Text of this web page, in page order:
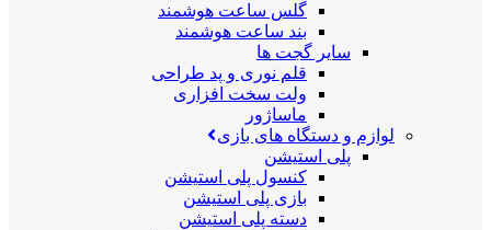
گلس ساعت هوشمند
بند ساعت هوشمند
سایر گجت ها
قلم نوری و پد طراحی
ولت سخت افزاری
ماساژور
لوازم و دستگاه های بازی
پلی استیشن
کنسول پلی استیشن
بازی پلی استیشن
دسته پلی استیشن